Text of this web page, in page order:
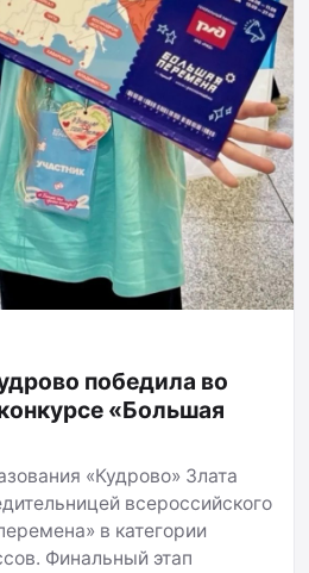
победила во
«Большая
«Кудрово» Злата
всероссийского
в категории
Финальный этап